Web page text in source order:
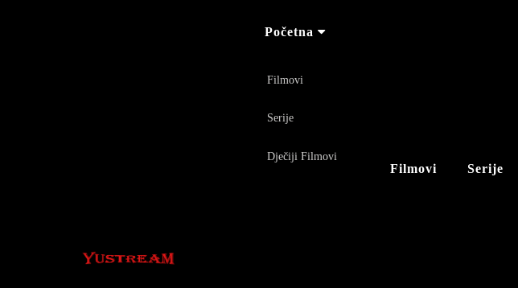
Početna
Filmovi
Serije
Dječiji Filmovi
Filmovi Serije